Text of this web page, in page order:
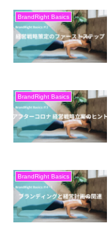
BrandRight Basics
BrandRight Basics
BrandRight Basics